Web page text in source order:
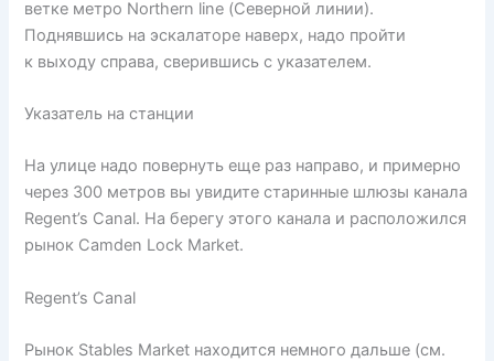
ветке метро Northern line (Северной линии).
Поднявшись на эскалаторе наверх, надо пройти
к выходу справа, сверившись с указателем.
Указатель на станции
На улице надо повернуть еще раз направо, и примерно
через 300 метров вы увидите старинные шлюзы канала
Regent’s Canal. На берегу этого канала и расположился
рынок Camden Lock Market.
Regent’s Canal
Рынок Stables Market находится немного дальше (см.